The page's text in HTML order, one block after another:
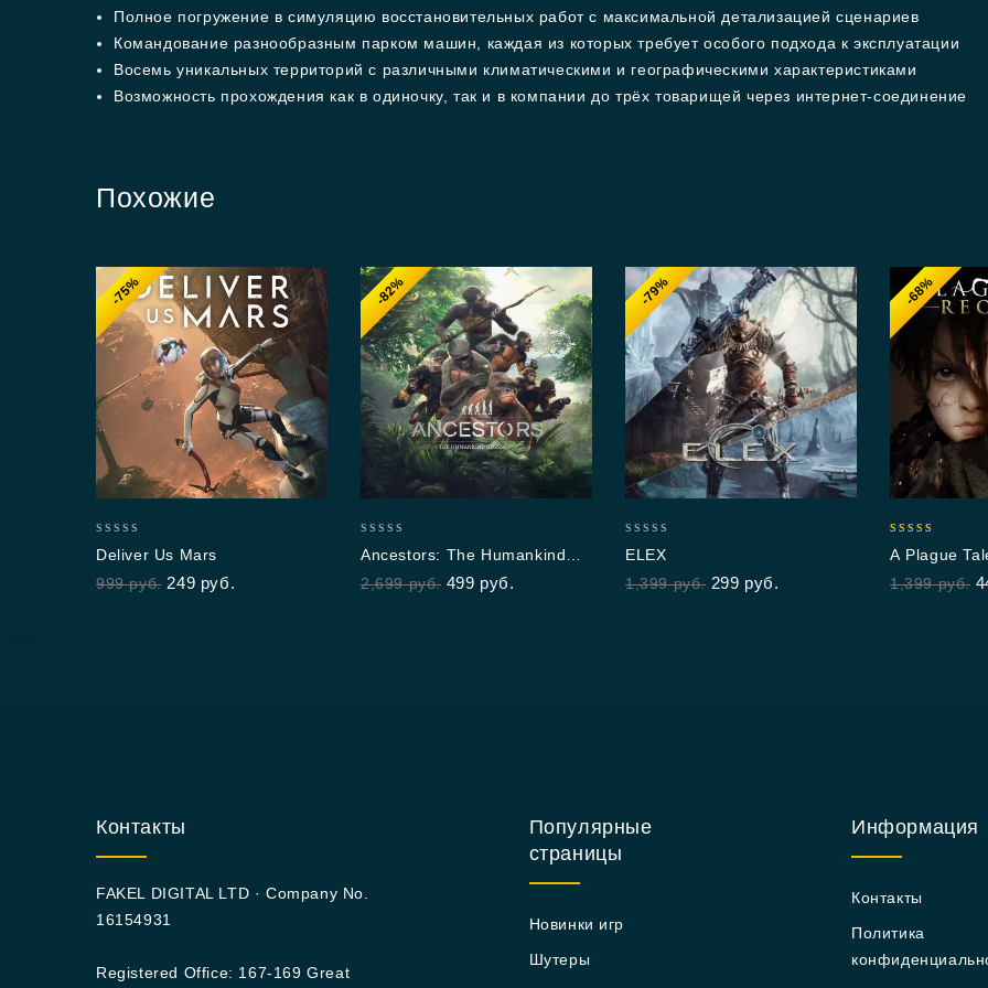
Полное погружение в симуляцию восстановительных работ с максимальной детализацией сценариев
Командование разнообразным парком машин, каждая из которых требует особого подхода к эксплуатации
Восемь уникальных территорий с различными климатическими и географическими характеристиками
Возможность прохождения как в одиночку, так и в компании до трёх товарищей через интернет-соединение
Похожие
-75%
out
of
Deliver Us Mars
999руб. 249 руб.
-82%
out
of
Ancestors: The Humankind
Odyssey
2,699руб. 499 руб.
-79%
out
of
ELEX
1,399руб. 299 руб.
-68%
out of 5
A Plague
1,399руб.
Контакты
FAKEL DIGITAL LTD · Company No.
16154931
Registered Office: 167-169 Great
Популярные
страницы
Новинки игр
Шутеры
Информация
Контакты
Политика